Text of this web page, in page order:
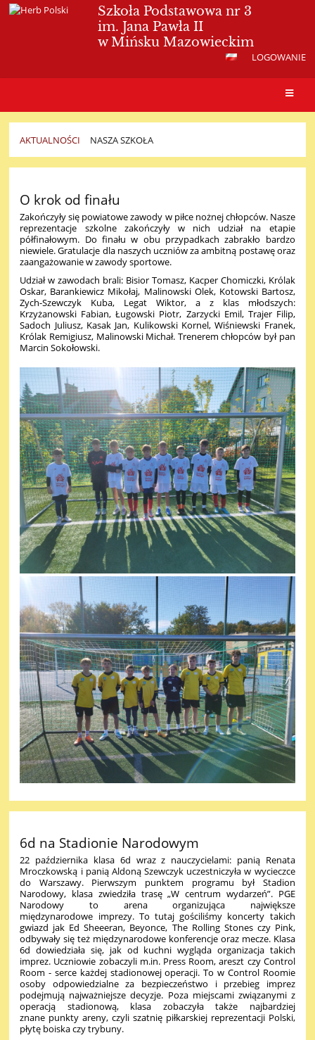
Szkoła Podstawowa nr 3
im. Jana Pawła II
w Mińsku Mazowieckim
LOGOWANIE
AKTUALNOŚCI NASZA SZKOŁA
szkoła
O krok od finału
Zakończyły się powiatowe zawody w piłce nożnej chłopców. Nasze
reprezentacje szkolne zakończyły w nich udział na etapie
półfinałowym. Do finału w obu przypadkach zabrakło bardzo
niewiele. Gratulacje dla naszych uczniów za ambitną postawę oraz
zaangażowanie w zawody sportowe.
Udział w zawodach brali: Bisior Tomasz, Kacper Chomiczki, Królak
Oskar, Barankiewicz Mikołaj, Malinowski Olek, Kotowski Bartosz,
Zych-Szewczyk Kuba, Legat Wiktor, a z klas młodszych:
Krzyżanowski Fabian, Ługowski Piotr, Zarzycki Emil, Trajer Filip,
Sadoch Juliusz, Kasak Jan, Kulikowski Kornel, Wiśniewski Franek,
Królak Remigiusz, Malinowski Michał. Trenerem chłopców był pan
Marcin Sokołowski.
6d na Stadionie Narodowym
22 października klasa 6d wraz z nauczycielami: panią Renata
Mroczkowską i panią Aldoną Szewczyk uczestniczyław wycieczce
do Warszawy.Pierwszym punktem programu był Stadion
Narodowy, klasa zwiedziła trasę „W centrum wydarzeń”. PGE
Narodowy to arena organizująca największe
międzynarodowe imprezy. To tutaj gościliśmy koncerty takich
gwiazd jak Ed Sheeeran, Beyonce, The Rolling Stones czy Pink,
odbywały się też międzynarodowe konferencje oraz mecze. Klasa
6d dowiedziała się, jak od kuchni wygląda organizacja takich
imprez. Uczniowie zobaczyli m.in. Press Room, areszt czy Control
Room - serce każdej stadionowej operacji. To w Control Roomie
osoby odpowiedzialne za bezpieczeństwo i przebieg imprez
podejmują najważniejsze decyzje. Poza miejscami związanymi z
operacją stadionową, klasa zobaczyłatakże najbardziej
znane punkty areny, czyli szatnię piłkarskiej reprezentacji Polski,
płytę boiska czy trybuny.